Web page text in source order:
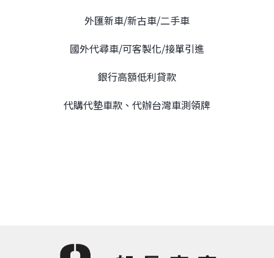
外匯新車/新古車/二手車
國外代尋車/可客製化/接單引進
銀行高額低利貸款
代購代墊車款、代辦台灣車測領牌